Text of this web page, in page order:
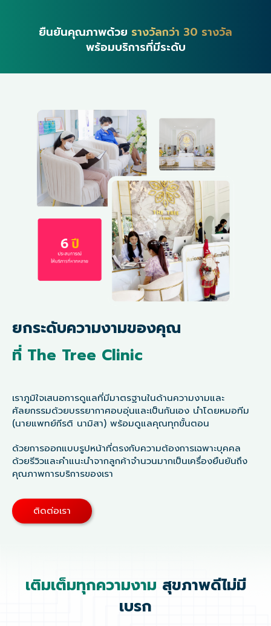
ยืนยันคุณภาพด้วย รางวัลกว่า 30 รางวัล
พร้อมบริการที่มีระดับ
ยกระดับความงามของคุณ
ที่ The Tree Clinic
เราภูมิใจเสนอการดูแลที่มีมาตรฐานในด้านความงามและ
ศัลยกรรมด้วยบรรยากาศอบอุ่นและเป็นกันเอง นำโดยหมอทีม
(นายแพทย์กีรติ นามิสา) พร้อมดูแลคุณทุกขั้นตอน
ด้วยการออกแบบรูปหน้าที่ตรงกับความต้องการเฉพาะบุคคล
ด้วยรีวิวและคำแนะนำจากลูกค้าจำนวนมากเป็นเครื่องยืนยันถึง
คุณภาพการบริการของเรา
ติดต่อเรา
เติมเต็มทุกความงาม สุขภาพดีไม่มี
เบรก